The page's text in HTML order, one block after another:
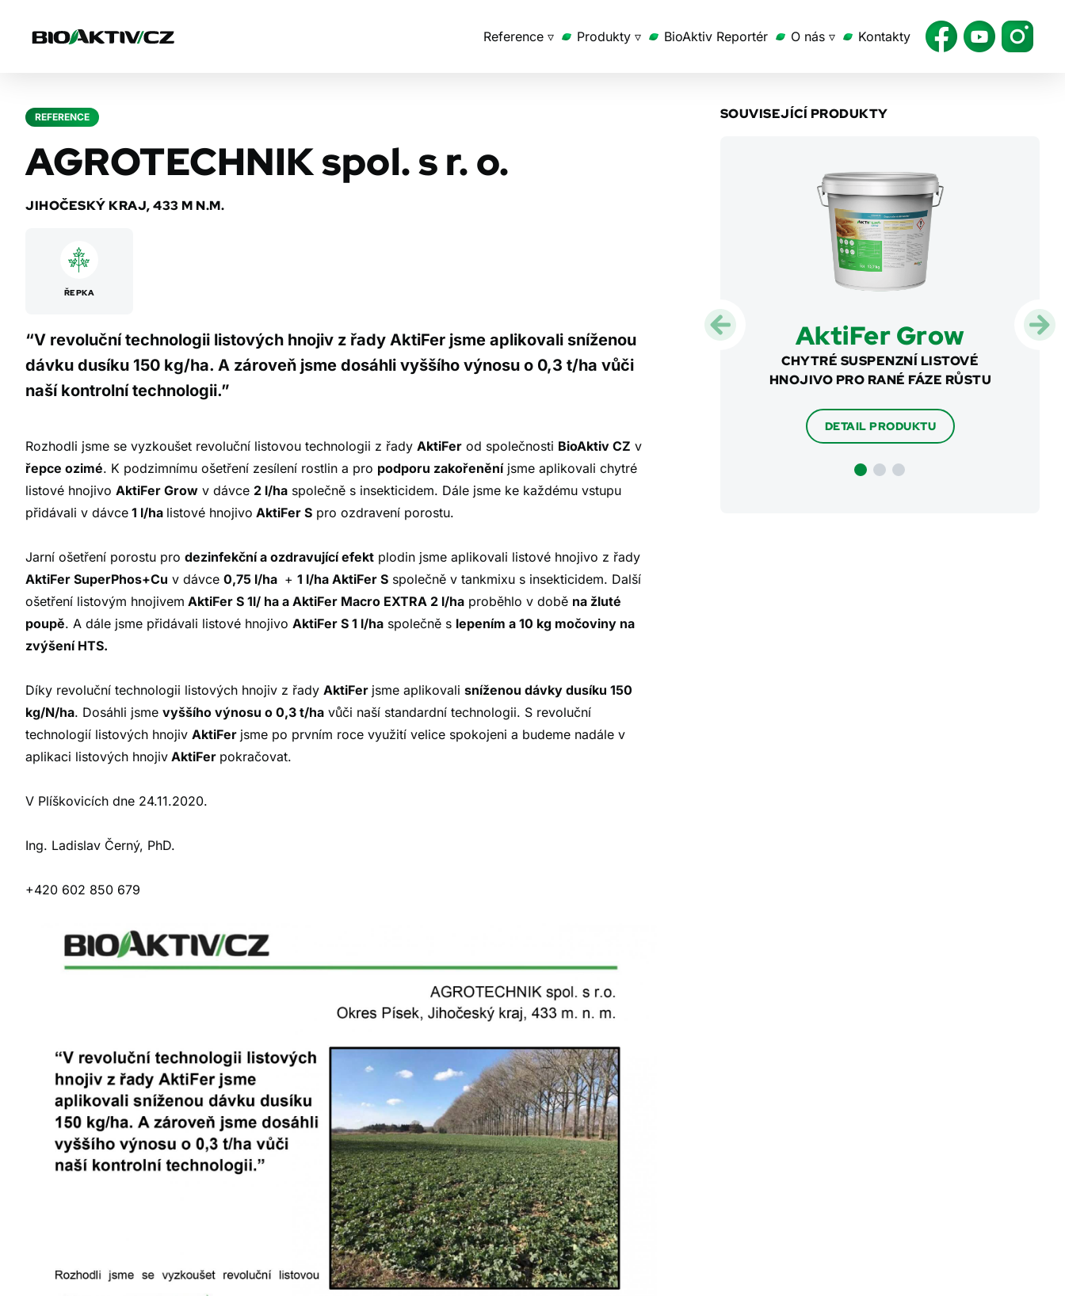
Reference ▿ Produkty ▿ BioAktiv Reportér O nás ▿ Kontakty
REFERENCE
AGROTECHNIK spol. s r. o.
JIHOČESKÝ KRAJ, 433 M N.M.
ŘEPKA
“V revoluční technologii listových hnojiv z řady AktiFer jsme aplikovali sníženou
dávku dusíku 150 kg/ha. A zároveň jsme dosáhli vyššího výnosu o 0,3 t/ha vůči
naší kontrolní technologii.”
Rozhodli jsme se vyzkoušet revoluční listovou technologii z řady AktiFer od společnosti BioAktiv CZ v
řepce ozimé. K podzimnímu ošetření zesílení rostlin a pro podporu zakořeněníjsme aplikovali chytré
listové hnojivo AktiFer Grow v dávce 2 l/ha společně s insekticidem. Dále jsme ke každému vstupu
přidávali v dávce 1 l/ha listové hnojivo AktiFer S pro ozdravení porostu.
Jarní ošetření porostu pro dezinfekční a ozdravující efekt plodin jsme aplikovali listové hnojivo z řady
AktiFer SuperPhos+Cu v dávce 0,75 l/ha + 1 l/ha AktiFer S společně v tankmixu s insekticidem. Další
ošetření listovým hnojivem AktiFer S 1l/ ha a AktiFer Macro EXTRA 2 l/ha proběhlo v době na žluté
poupě. A dále jsme přidávali listové hnojivo AktiFer S 1 l/ha společně s lepením a 10 kg močoviny na
zvýšení HTS.
Díky revoluční technologii listových hnojiv z řady AktiFer jsme aplikovali sníženou dávky dusíku 150
kg/N/ha. Dosáhli jsme vyššího výnosu o 0,3 t/ha vůči naší standardní technologii. S revoluční
technologií listových hnojiv AktiFer jsme po prvním roce využití velice spokojeni a budeme nadále v
aplikaci listových hnojiv AktiFer pokračovat.
V Plíškovicích dne 24.11.2020.
Ing. Ladislav Černý, PhD.
+420 602 850 679
SOUVISEJÍCÍ PRODUKTY
AktiFer S
TEKUTÉ LISTOVÉ HNOJIVO PRO
AktiFer Grow
CHYTRÉ SUSPENZNÍ LISTOVÉ
HNOJIVO PRO RANÉ FÁZE RŮSTU
DETAIL PRODUKTU